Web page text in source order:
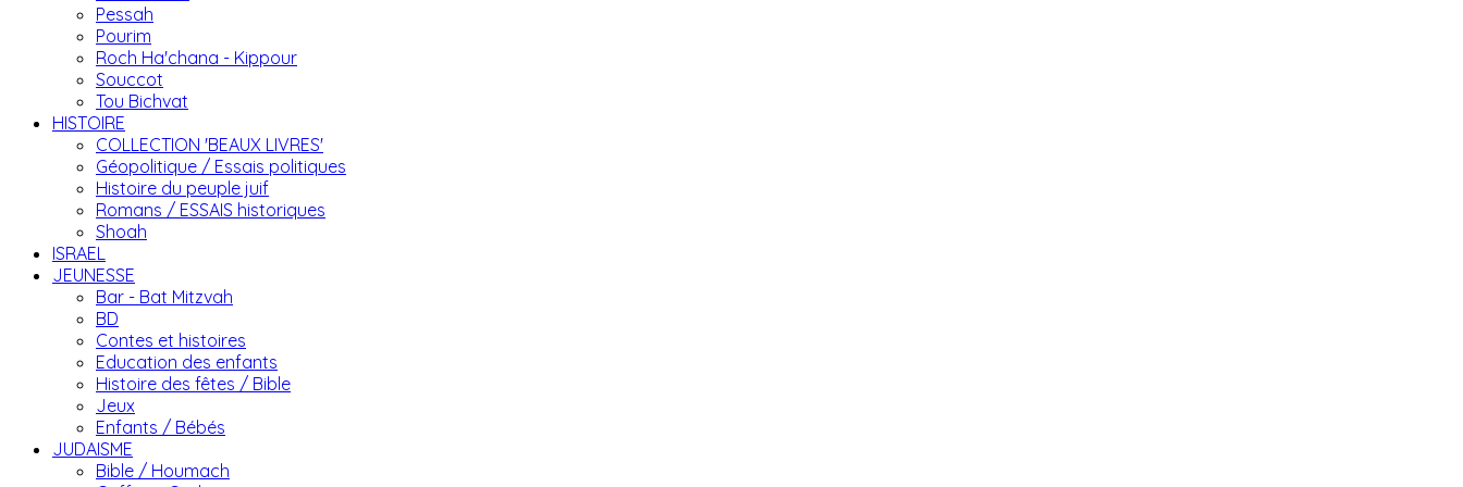
Pessah
Pourim
Roch Ha'chana - Kippour
Souccot
Tou Bichvat
HISTOIRE
COLLECTION 'BEAUX LIVRES'
Géopolitique / Essais politiques
Histoire du peuple juif
Romans / ESSAIS historiques
Shoah
ISRAEL
JEUNESSE
Bar - Bat Mitzvah
BD
Contes et histoires
Education des enfants
Histoire des fêtes / Bible
Jeux
Enfants / Bébés
JUDAISME
Bible / Houmach